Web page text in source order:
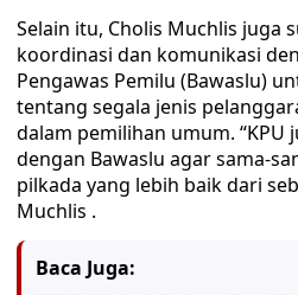
Selain itu, Cholis Muchlis juga
koordinasi dan komunikasi
Pengawas Pemilu (Bawaslu)
tentang segala jenis
dalam pemilihan umum. “KPU
dengan Bawaslu agar sama-
pilkada yang lebih baik dari
Muchlis .
Baca Juga: